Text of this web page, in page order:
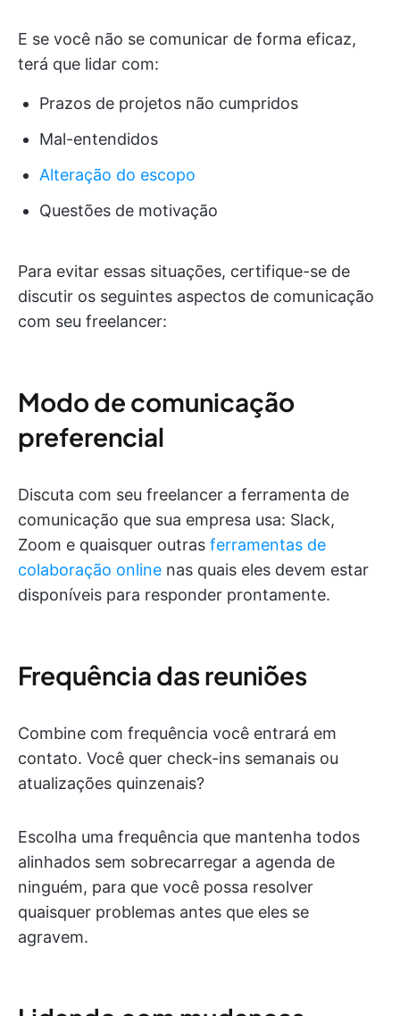
E se você não se comunicar de forma eficaz,
terá que lidar com:
Prazos de projetos não cumpridos
Mal-entendidos
Alteração do escopo
Questões de motivação
Para evitar essas situações, certifique-se de
discutir os seguintes aspectos de comunicação
com seu freelancer:
Modo de comunicação
preferencial
Discuta com seu freelancer a ferramenta de
comunicação que sua empresa usa: Slack,
Zoom e quaisquer outras ferramentas de
colaboração online nas quais eles devem estar
disponíveis para responder prontamente.
Frequência das reuniões
Combine com frequência você entrará em
contato. Você quer check-ins semanais ou
atualizações quinzenais?
Escolha uma frequência que mantenha todos
alinhados sem sobrecarregar a agenda de
ninguém, para que você possa resolver
quaisquer problemas antes que eles se
agravem.